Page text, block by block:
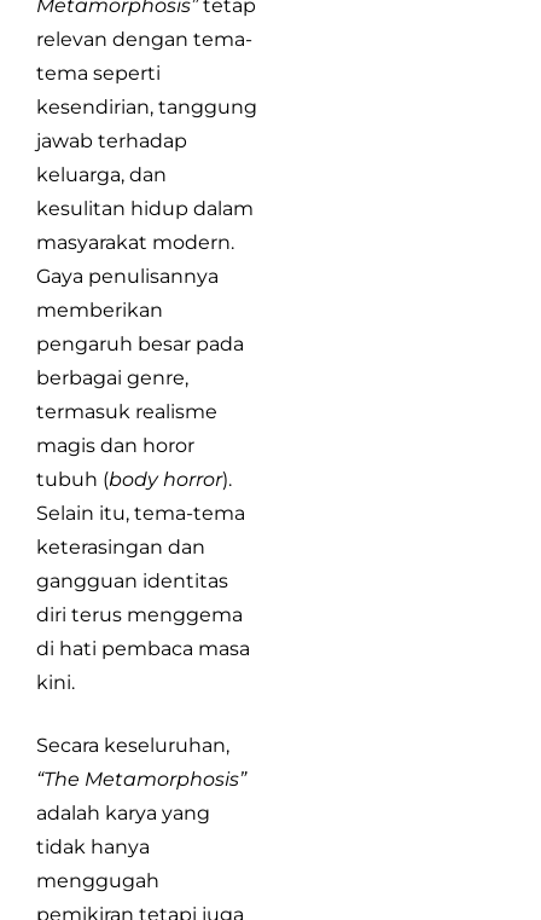
Metamorphosis”tetap
relevan dengan tema-
tema seperti
kesendirian, tanggung
jawab terhadap
keluarga, dan
kesulitan hidup dalam
masyarakat modern.
Gaya penulisannya
memberikan
pengaruh besar pada
berbagai genre,
termasuk realisme
magis dan horor
tubuh (body horror).
Selain itu, tema-tema
keterasingan dan
gangguan identitas
diri terus menggema
di hati pembaca masa
kini.
Secara keseluruhan,
“The Metamorphosis”
adalah karya yang
tidak hanya
menggugah
pemikiran tetapi juga